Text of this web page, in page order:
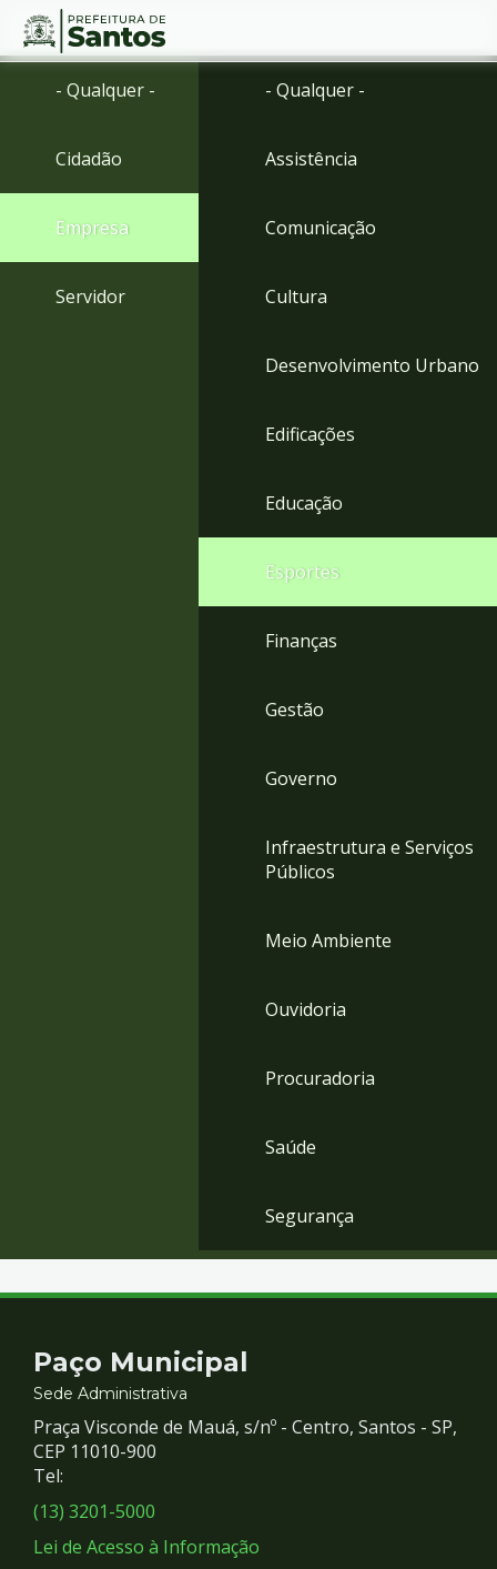
Ir
Ir
menu
Conteúdo
- Qualquer -
Cidadão
Empresa
Servidor
- Qualquer -
Assistência
Comunicação
Cultura
Desenvolvimento Urbano
Edificações
Educação
Esportes
Finanças
Gestão
Governo
Infraestrutura e Serviços
Públicos
Meio Ambiente
Ouvidoria
Procuradoria
Saúde
Segurança
Contato
e
Redes
Sociais
Paço Municipal
Sede Administrativa
Praça Visconde de Mauá, s/nº - Centro, Santos - SP,
CEP 11010-900
Tel:
(13) 3201-5000
Lei de Acesso à Informação